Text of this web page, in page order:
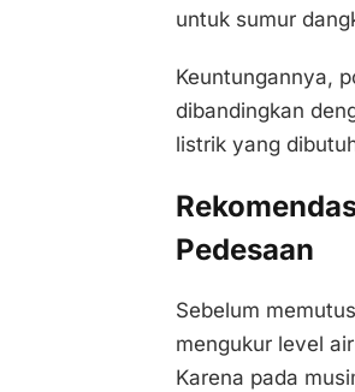
untuk sumur
Keuntungannya,
dibandingkan
listrik yang
Pedesaan
Sebelum
mengukur level
Karena pada